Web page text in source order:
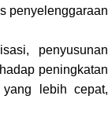
penyelenggaraan
penyusunan
peningkatan
yang lebih cepat,